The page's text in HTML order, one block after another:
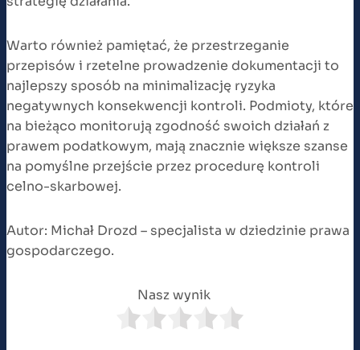
Warto również pamiętać, że przestrzeganie
przepisów i rzetelne prowadzenie dokumentacji to
najlepszy sposób na minimalizację ryzyka
negatywnych konsekwencji kontroli. Podmioty, które
na bieżąco monitorują zgodność swoich działań z
prawem podatkowym, mają znacznie większe szanse
na pomyślne przejście przez procedurę kontroli
celno-skarbowej.
Autor: Michał Drozd – specjalista w dziedzinie prawa
gospodarczego.
Nasz wynik